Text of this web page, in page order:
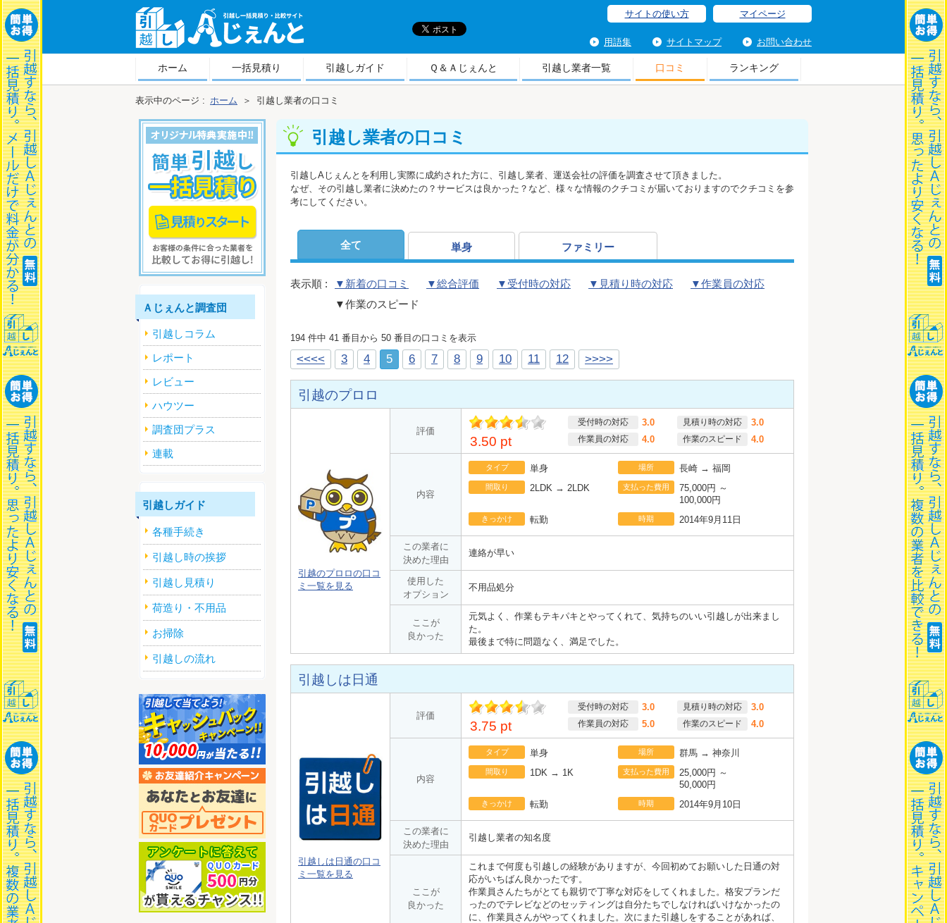
越しＡじぇんと
サイトの使い方 マイページ
用語集 サイトマップ お問い合わせ
ホーム 一括見積り 引越しガイド Ｑ＆Ａじぇんと 引越し業者一覧 口コミ ランキング
表示中のページ : ホーム ＞ 引越し業者の口コミ
引越し業者の口コミ
引越しAじぇんとを利用し実際に成約された方に、引越し業者、運送会社の評価を調査させて頂きました。
なぜ、その引越し業者に決めたの？サービスは良かった？など、様々な情報のクチコミが届いておりますのでクチコミを参
考にしてください。
全て 単身 ファミリー
表示順 : ▼新着の口コミ ▼総合評価 ▼受付時の対応 ▼見積り時の対応
▼作業員の対応
▼作業のスピード
194 件中 41 番目から 50 番目の口コミを表示
<<<< 3 4 5 6 7 8 9 10 11 12 >>>>
引越のプロロ
引越のプロロの口コ
ミ一覧を見る
評価
ポ
イント
3.50 pt
受付時の対応 3.0 見積り時の対応 3.0
作業員の対応 4.0 作業のスピード 4.0
内容
タイプ 単身 場所 長崎 → 福岡
間取り 2LDK → 2LDK 支払った費用
75,000円 ～
100,000円
きっかけ 転勤 時期 2014年9月11日
この業者に
決めた理由
連絡が早い
使用した
オプション
不用品処分
ここが
良かった
元気よく、作業もテキパキとやってくれて、気持ちのいい引越しが出来まし
た。
最後まで特に問題なく、満足でした。
引越しは日通
引越しは日通の口コ
ミ一覧を見る
評価
ポ
イント
3.75 pt
受付時の対応 3.0 見積り時の対応 3.0
作業員の対応 5.0 作業のスピード 4.0
内容
タイプ 単身 場所 群馬 → 神奈川
間取り 1DK → 1K 支払った費用
25,000円 ～
50,000円
きっかけ 転勤 時期 2014年9月10日
この業者に
決めた理由
引越し業者の知名度
ここが
良かった
これまで何度も引越しの経験がありますが、今回初めてお願いした日通の対
応がいちばん良かったです。
作業員さんたちがとても親切で丁寧な対応をしてくれました。格安プランだ
ったのでテレビなどのセッティングは自分たちでしなければいけなかったの
に、作業員さんがやってくれました。次にまた引越しをすることがあれば、
Ａじぇんと調査団
引越しコラム
レポート
レビュー
ハウツー
調査団プラス
連載
引越しガイド
各種手続き
引越し時の挨拶
引越し見積り
荷造り・不用品
お掃除
引越しの流れ